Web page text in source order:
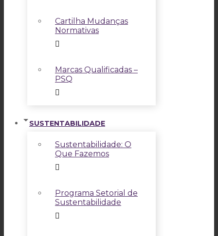
Cartilha Mudanças
Normativas
Marcas Qualificadas –
PSQ
SUSTENTABILIDADE
Sustentabilidade: O
Que Fazemos
Programa Setorial de
Sustentabilidade